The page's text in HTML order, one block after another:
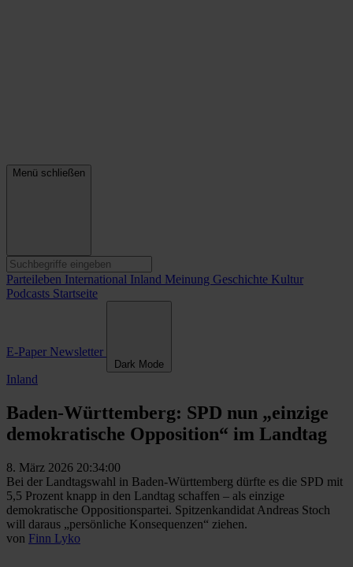
Menü schließen
Parteileben International Inland Meinung Geschichte Kultur
Podcasts Startseite
E-Paper Newsletter
Dark Mode
Inland
Baden-Württemberg: SPD nun „einzige
demokratische Opposition“ im Landtag
8. März 2026 20:34:00
Bei der Landtagswahl in Baden-Württemberg dürfte es die SPD mit
5,5 Prozent knapp in den Landtag schaffen – als einzige
demokratische Oppositionspartei. Spitzenkandidat Andreas Stoch
will daraus „persönliche Konsequenzen“ ziehen.
von Finn Lyko